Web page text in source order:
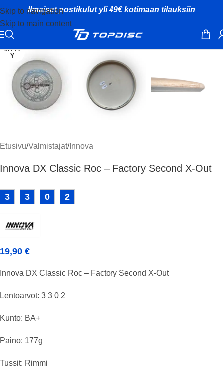
Skip to navigation
Skip to main content
Ilmaiset postikulut yli 49€ kotimaan tilauksiin
MYYT
Y
Klikkaa suuremmaksi
Etusivu/Valmistajat/Innova
Innova DX Classic Roc – Factory Second X-Out
3 3 0 2
19,90 €
Innova DX Classic Roc – Factory Second X-Out
Lentoarvot: 3 3 0 2
Kunto: BA+
Paino: 177g
Tussit: Rimmi